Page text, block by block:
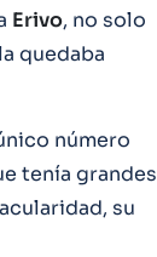
Erivo, no solo
quedaba
número
tenía grandes
su